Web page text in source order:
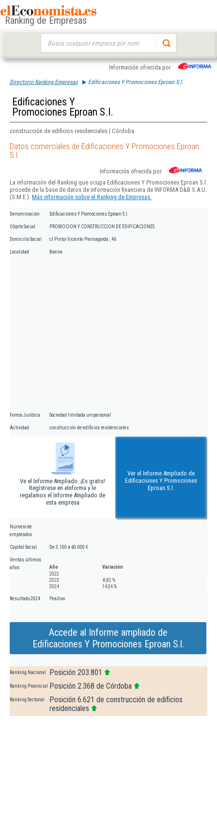
Ranking de Empresas
Información ofrecida por
Directorio Ranking Empresas Edificaciones Y Promociones Eproan S.l.
Edificaciones Y
Promociones Eproan S.l.
construcción de edificios residenciales | Córdoba
Datos comerciales de Edificaciones Y Promociones Eproan
S.l.
Información ofrecida por
La información del Ranking que ocupa Edificaciones Y Promociones Eproan S.l.
procede de la base de datos de información financiera de INFORMA D&B S.A.U.
(S.M.E.). Más información sobre el Ranking de Empresas.
Denominación Edificaciones Y Promociones Eproan S.l.
Objeto Social PROMOCION Y CONSTRUCCION DE EDIFICACIONES
Domicilio Social cl Pintor Vicente Piernagorda , 46
Localidad Baena
Forma Jurídica Sociedad limitada unipersonal
Actividad construcción de edificios residenciales
Ve el Informe Ampliado. ¡Es gratis!
Regístrese en eInforma y le
regalamos el Informe Ampliado de
esta empresa
Ver el Informe Ampliado de
Edificaciones Y Promociones
Eproan S.l.
Número de
empleados
Capital Social De 3.100 a 60.000 €
Ventas últimos
años
Año
Variación
2022
2023
-8,82 %
2024
14,06 %
Resultado 2024 Positivo
Accede al Informe ampliado de
Edificaciones Y Promociones Eproan S.l.
Ranking Nacional Posición 203.801
Ranking Provincial Posición 2.368 de Córdoba
Ranking Sectorial
Posición 6.621 de construcción de edificios
residenciales